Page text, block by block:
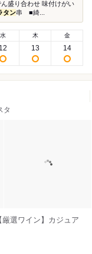
盛り合わせ 味付けがい
タン串 ■綺...
水
12
木
13
金
14
タ
選ワイン】カジュア